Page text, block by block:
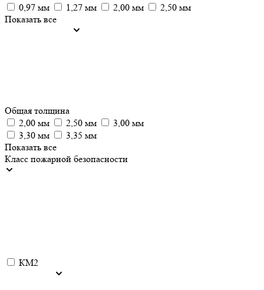
0,97 мм
1,27 мм 2,00 мм
2,50 мм
Показать все
Общая толщина
2,00 мм
2,50 мм
3,00 мм
3,30 мм
3,35 мм
Показать все
Класс пожарной безопасности
КМ2